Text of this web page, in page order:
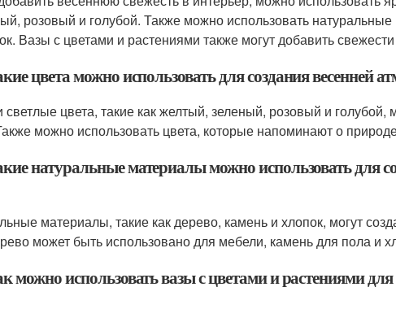
розовый и голубой. Также можно использовать
Вазы с цветами и растениями также могут добавить
цвета можно использовать для создания весенней
светлые цвета, такие как желтый, зеленый, розовый и
можно использовать цвета, которые напоминают о
натуральные материалы можно использовать для
материалы, такие как дерево, камень и хлопок, могут
может быть использовано для мебели, камень для пола и
можно использовать вазы с цветами и растениями